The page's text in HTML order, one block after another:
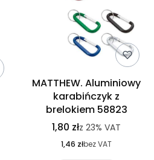
MATTHEW. Aluminiowy
karabińczyk z
brelokiem 58823
1,80 złz 23% VAT
1,46 złbez VAT